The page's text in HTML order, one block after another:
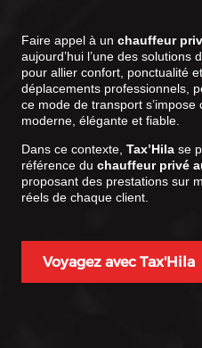
Faire appel à un chauffeur
aujourd’hui l’une des
pour allier confort, ponctualité
déplacements professionnels,
ce mode de transport
moderne, élégante et fiable.
Dans ce contexte, Tax’Hila se
référence du chauffeur privé
proposant des prestations sur
réels de chaque client.
Voyagez avec Tax'Hila